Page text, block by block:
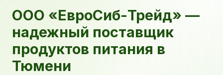
ООО «ЕвроСиб-Трейд» —
надежный поставщик
продуктов питания в
Тюмени